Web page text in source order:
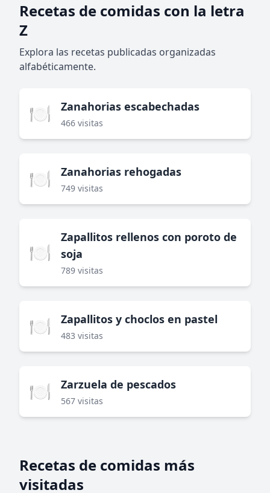
Recetas de comidas con la letra
Z
Explora las recetas publicadas organizadas
alfabéticamente.
🍽️ Zanahorias escabechadas
466 visitas
🍽️ Zanahorias rehogadas
749 visitas
🍽️
Zapallitos rellenos con poroto de
soja
789 visitas
🍽️ Zapallitos y choclos en pastel
483 visitas
🍽️ Zarzuela de pescados
567 visitas
Recetas de comidas más
visitadas